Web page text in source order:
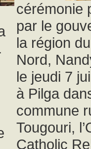
cérémonie
par le
la région
Nord,
le jeudi 7
à Pilga
commune
Tougouri,
Catholic